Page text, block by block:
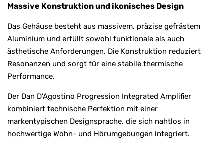
Massive Konstruktion und ikonisches Design
Das Gehäuse besteht aus massivem, präzise gefrästem
Aluminium und erfüllt sowohl funktionale als auch
ästhetische Anforderungen. Die Konstruktion reduziert
Resonanzen und sorgt für eine stabile thermische
Performance.
Der Dan D’Agostino Progression Integrated Amplifier
kombiniert technische Perfektion mit einer
markentypischen Designsprache, die sich nahtlos in
hochwertige Wohn- und Hörumgebungen integriert.